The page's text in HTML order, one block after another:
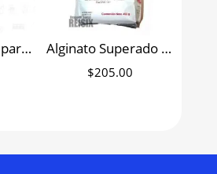
Pieza de mano para micromotor tipo E Alginato Superado Super Gays 453 grs.
$205.00